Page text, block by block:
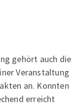
gehört auch die
Veranstaltung
an. Konnten
erreicht